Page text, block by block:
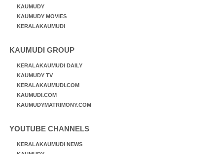
KAUMUDY
KAUMUDY MOVIES
KERALAKAUMUDI
KAUMUDI GROUP
KERALAKAUMUDI DAILY
KAUMUDY TV
KERALAKAUMUDI.COM
KAUMUDI.COM
KAUMUDYMATRIMONY.COM
YOUTUBE CHANNELS
KERALAKAUMUDI NEWS